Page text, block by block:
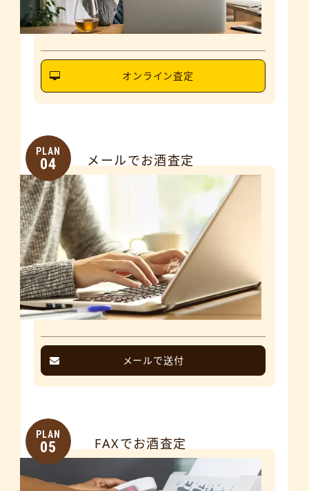
オンライン査定
PLAN
04 メールでお酒査定
メールで送付
PLAN
05 FAXでお酒査定